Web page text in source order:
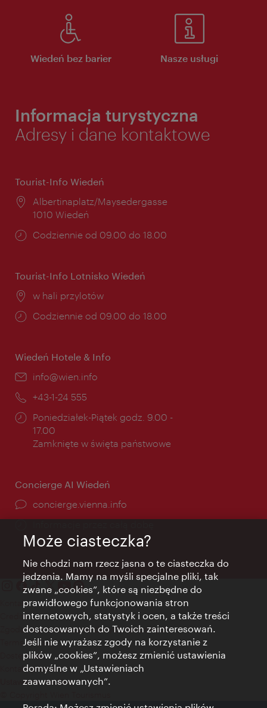
Wiedeń bez barier Nasze usługi
Informacja turystyczna
Adresy i dane kontaktowe
Tourist-Info Wiedeń
Miejsce:
Albertinaplatz/Maysedergasse
1010 Wiedeń
Godziny
Codziennie od 09.00 do 18.00
Tourist-Info Lotnisko Wiedeń
Miejsce:
w hali przylotów
Godziny
Codziennie od 09.00 do 18.00
Wiedeń Hotele & Info
E-
info@wien.info
Telefon:
+43-1-24 555
Godziny
otwarcia:
Poniedziałek-Piątek godz. 9.00 -
17.00
Zamknięte w święta państwowe
Concierge AI Wiedeń
concierge.vienna.info
Kontakt
Credits
Zgoda na przetwarzanie danych osobowych
Terms of Use
Dostępność
Kontakt prasowy
Ustawienia cookies
Może ciasteczka?
Nie chodzi nam rzecz jasna o te ciasteczka do
jedzenia. Mamy na myśli specjalne pliki, tak
zwane „cookies”, które są niezbędne do
prawidłowego funkcjonowania stron
internetowych, statystyk i ocen, a także treści
dostosowanych do Twoich zainteresowań.
Jeśli nie wyrażasz zgody na korzystanie z
plików „cookies”, możesz zmienić ustawienia
domyślne w „Ustawieniach
zaawansowanych”.